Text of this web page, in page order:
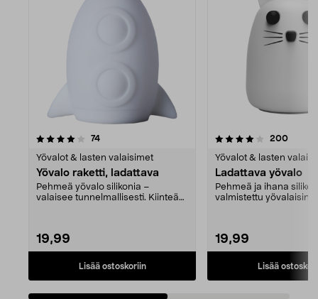
74arvostelut
Yövalot & lasten valaisimet
Yövalo raketti, ladattava
Pehmeä yövalo silikonia –
valaisee tunnelmallisesti. Kiinteä
19,99
Lisää ostoskoriin
4.0viidestä
200
Yövalot & lasten
Ladattava yövalo
Pehmeä ja ihana
valmistettu yövalaisin
19,99
Lisää
4.5viidestä